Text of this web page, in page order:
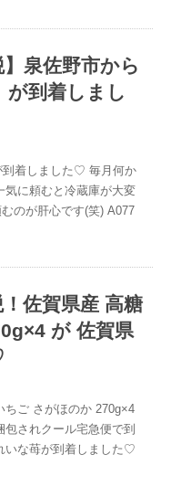
泉佐野市から
が到着しまし
到着しました♡ 毎月何か
気に頼むと冷蔵庫が大変
のが肝心です(笑) A077
佐賀県産 高糖
が 佐賀県
ちご さがほのか 270g×4
されクール宅急便で到
いな苺が到着しました♡